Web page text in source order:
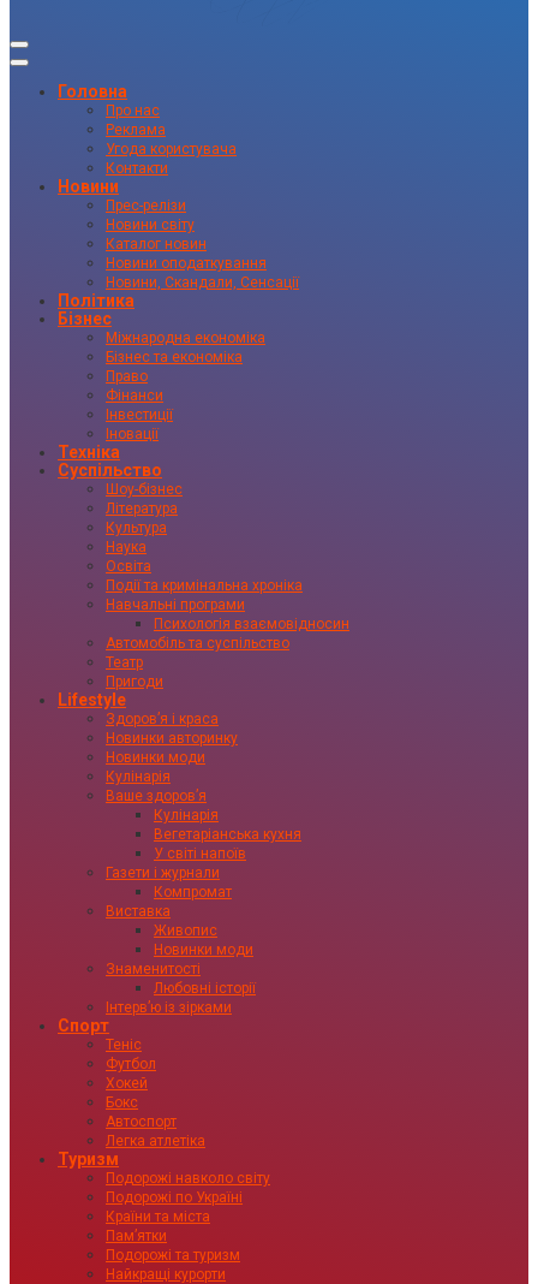
Головна
Про нас
Реклама
Угода користувача
Контакти
Новини
Прес-релізи
Новини світу
Каталог новин
Новини оподаткування
Новини, Скандали, Сенсації
Політика
Бізнес
Міжнародна економіка
Бізнес та економіка
Право
Фінанси
Інвестиції
Іновації
Техніка
Суспільство
Шоу-бізнес
Література
Культура
Наука
Освіта
Події та кримінальна хроніка
Навчальні програми
Психологія взаємовідносин
Автомобіль та суспільство
Театр
Пригоди
Lifestyle
Здоровʼя і краса
Новинки авторинку
Новинки моди
Кулінарія
Ваше здоровʼя
Кулінарія
Вегетаріанська кухня
У світі напоїв
Газети і журнали
Компромат
Виставка
Живопис
Новинки моди
Знаменитості
Любовні історії
Інтервʼю із зірками
Спорт
Теніс
Футбол
Хокей
Бокс
Автоспорт
Легка атлетіка
Туризм
Подорожі навколо світу
Подорожі по Україні
Країни та міста
Пам’ятки
Подорожі та туризм
Найкращі курорти